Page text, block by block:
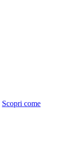
Scopri come